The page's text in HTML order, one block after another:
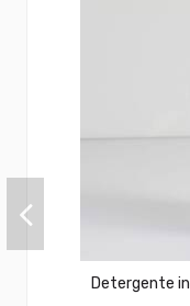
Detergente